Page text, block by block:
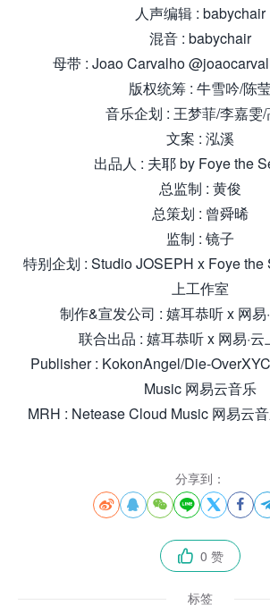
人声编辑 : babychair
混音 : babychair
母带 : Joao Carvalho
版权统筹 : 牛雪吟/陈
音乐企划 : 王梦菲/李嘉雯
文案 : 泓溪
出品人 : 夫耶 by Foye the
总监制 : 黄俊
总策划 : 曾舜晞
监制 : 镜子
特别企划 : Studio JOSEPH x Foye the
上工作室
制作&宣发公司 : 嬉耳恭听 x 网易
联合出品 : 嬉耳恭听 x 网易·
Publisher : KokonAngel/Die-
Music 网易云音乐
MRH : Netease Cloud Music 网易云
分享到：
     
 0 赞
标签